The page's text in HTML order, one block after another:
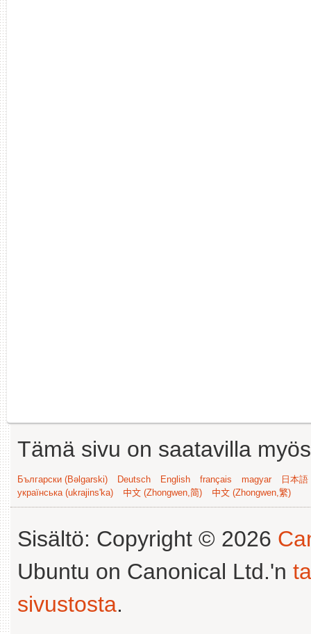
Tämä sivu on saatavilla
Български (Bəlgarski) Deutsch English français magyar
日本
українська (ukrajins'ka)
中文 (Zhongwen,简) 中文 (Zhongwen,繁)
Sisältö: Copyright © 2026
Ubuntu on Canonical Ltd.'n
sivustosta.